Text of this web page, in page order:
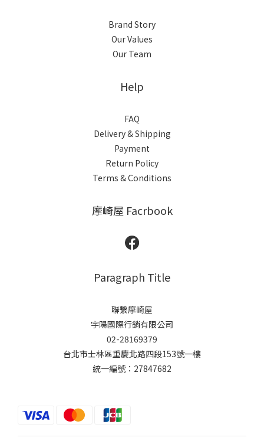
Brand Story
Our Values
Our Team
Help
FAQ
Delivery & Shipping
Payment
Return Policy
Terms & Conditions
摩崎屋 Facrbook
Paragraph Title
聯繫摩崎屋
宇陽國際行銷有限公司
02-28169379
台北市士林區重慶北路四段153號一樓
統一編號：27847682